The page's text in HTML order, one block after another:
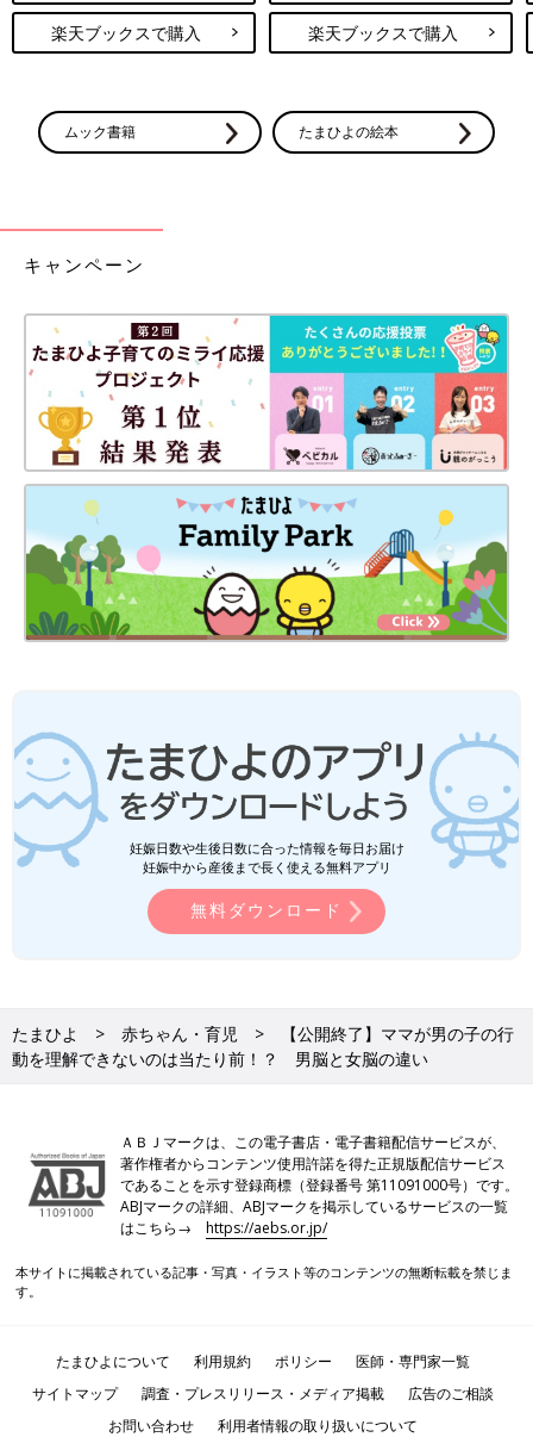
楽天ブックスで購入 楽天ブックスで購入
ムック書籍 たまひよの絵本
キャンペーン
妊娠日数や生後日数に合った情報を毎日お届け
妊娠中から産後まで長く使える無料アプリ
無料ダウンロード
たまひよ 赤ちゃん・育児
【公開終了】ママが男の子の行
動を理解できないのは当たり前！？ 男脳と女脳の違い
ＡＢＪマークは、この電子書店・電子書籍配信サービスが、
著作権者からコンテンツ使用許諾を得た正規版配信サービス
であることを示す登録商標（登録番号 第11091000号）です。
ABJマークの詳細、ABJマークを掲示しているサービスの一覧
はこちら→https://aebs.or.jp/
本サイトに掲載されている記事・写真・イラスト等のコンテンツの無断転載を禁じま
す。
たまひよについて 利用規約 ポリシー
医師・専門家一覧
サイトマップ
調査・プレスリリース・メディア掲載
広告のご相談
お問い合わせ
利用者情報の取り扱いについて